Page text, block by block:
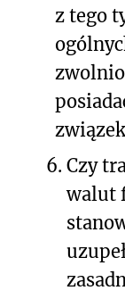
z tego
6. Czy
walut